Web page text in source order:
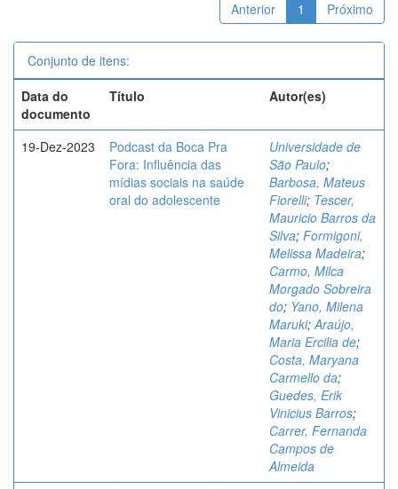
Anterior 1 Próximo
Conjunto de itens:
Data do
documento
Título Autor(es)
19-Dez-2023
Podcast da Boca Pra
Fora: Influência das
mídias sociais na saúde
oral do adolescente
Universidade de
São Paulo;
Barbosa, Mateus
Fiorelli; Tescer,
Mauricio Barros da
Silva; Formigoni,
Melissa Madeira;
Carmo, Milca
Morgado Sobreira
do; Yano, Milena
Maruki;Araújo,
Maria Ercilia de;
Costa, Maryana
Carmello da;
Guedes, Erik
Vinicius Barros;
Carrer, Fernanda
Campos de
Almeida